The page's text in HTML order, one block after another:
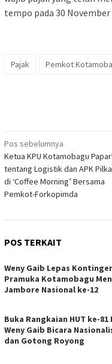
tempo pada 30
Pajak Pemkot
Navigasi
pos
Pos sebelumnya
Ketua KPU Kotamobagu
tentang Logistik dan APK
di ‘Coffee Morning’ Bersama
Pemkot-Forkopimda
POS TERKAIT
Weny Gaib Lepas
Pramuka Kotamobagu
Jambore Nasional ke-12
Buka Rangkaian HUT ke-81
Weny Gaib Bicara
dan Gotong Royong